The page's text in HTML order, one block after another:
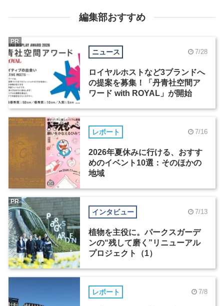
編集部おすすめ
ニュース 7/28
ロイヤルホストなど3ブランドへ
の提案を募集！「丹青社空間ア
ワード with ROYAL」が開始
PR
レポート 7/16
2026年夏休みに行ける、おすす
めのイベント10選：そのほかの
地域
インタビュー 7/13
植物を主役に。パークスガーデ
ンの“残して磨く”リニューアル
プロジェクト（1）
PR
レポート 7/8